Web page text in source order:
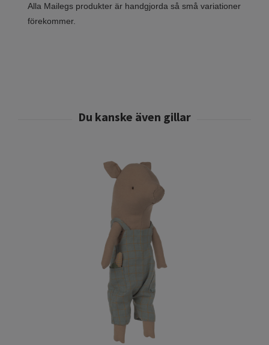
Alla Mailegs produkter är handgjorda så små variationer
förekommer.